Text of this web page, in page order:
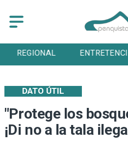
REGIONAL
"Protege los
¡Di no a la tala
DATO ÚTIL